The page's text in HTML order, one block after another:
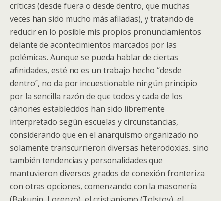
críticas (desde fuera o desde dentro, que muchas
veces han sido mucho más afiladas), y tratando de
reducir en lo posible mis propios pronunciamientos
delante de acontecimientos marcados por las
polémicas. Aunque se pueda hablar de ciertas
afinidades, esté no es un trabajo hecho “desde
dentro”, no da por incuestionable ningún principio
por la sencilla razón de que todos y cada de los
cánones establecidos han sido libremente
interpretado según escuelas y circunstancias,
considerando que en el anarquismo organizado no
solamente transcurrieron diversas heterodoxias, sino
también tendencias y personalidades que
mantuvieron diversos grados de conexión fronteriza
con otras opciones, comenzando con la masonería